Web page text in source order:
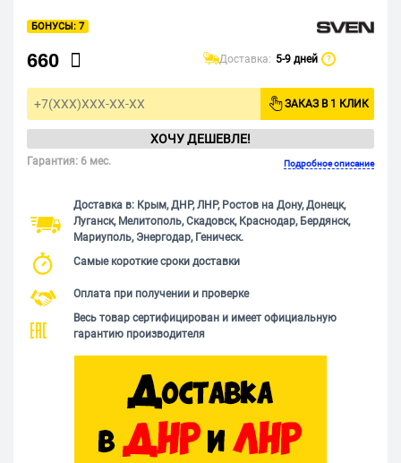
7
660 Доставка: 5-9 дней ?
ЗАКАЗ В 1 КЛИК
ХОЧУ ДЕШЕВЛЕ!
Гарантия: 6 мес. Подробное описание
Доставка в: Крым, ДНР, ЛНР, Ростов на Дону, Донецк,
Луганск, Мелитополь, Скадовск, Краснодар, Бердянск,
Мариуполь, Энергодар, Геническ.
Самые короткие сроки доставки
Оплата при получении и проверке
Весь товар сертифицирован и имеет официальную
гарантию производителя